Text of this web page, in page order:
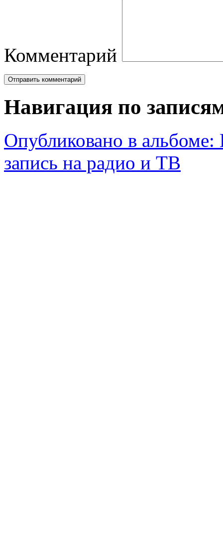
Комментарий
Навигация по
Опубликовано в альбоме:
запись на радио и ТВ